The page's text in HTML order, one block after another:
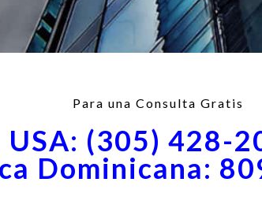
Para una Consulta Gratis
USA: (305) 428-
Dominicana: